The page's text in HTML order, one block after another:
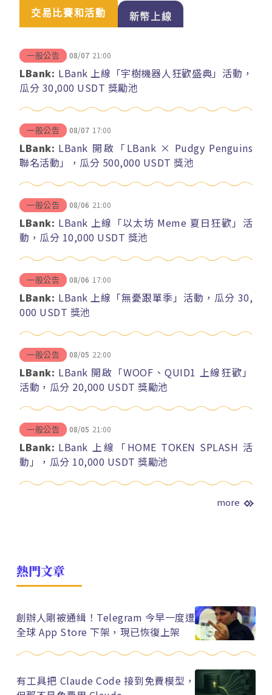
交易比賽和活動 新幣上線
一般公告 08/07 21:00
LBank: LBank 上線「宇樹機器人狂歡盛典」活動，
瓜分 30,000 USDT 獎勵池
一般公告 08/07 17:00
LBank: LBank 開啟「LBank × Pudgy Penguins
聯名活動」，瓜分 500,000 USDT 獎池
一般公告 08/06 21:00
LBank: LBank 上線「以太坊 Meme 夏日狂歡」活
動，瓜分 10,000 USDT 獎池
一般公告 08/06 17:00
LBank: LBank 上線「無憂跟單季」活動，瓜分 30,
000 USDT 獎池
一般公告 08/05 22:00
LBank: LBank 開啟「WOOF、QUID1 上線狂歡」
活動，瓜分 20,000 USDT 獎勵池
一般公告 08/05 21:00
LBank: LBank 上線「HOME TOKEN SPLASH 活
動」，瓜分 10,000 USDT 獎勵池
more
熱門文章
創辦人剛被通緝！Telegram 今早一度遭
全球 App Store 下架，現已恢復上架
有工具把 Claude Code 接到免費模型，